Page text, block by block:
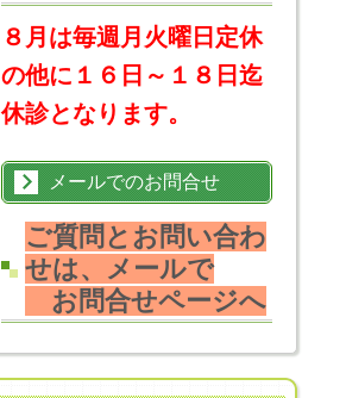
８月は毎週月火曜日定休
の他に１６日～１８日迄
休診となります。
メールでのお問合せ
ご質問とお問い合わ
せは、メールで
お問合せページへ